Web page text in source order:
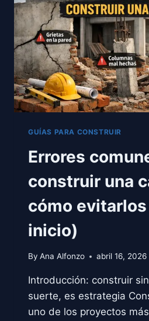
PRESUPUESTO?
(GUÍA
PRÁCTICA
PARA
CONSTRUIR
SIN
SORPRESAS)
GUÍAS PARA CONSTRUIR
Errores
construir una
cómo
inicio)
By Ana Alfonzo abril 16, 2026
Introducción: construir
suerte, es estrategia
uno de los proyectos